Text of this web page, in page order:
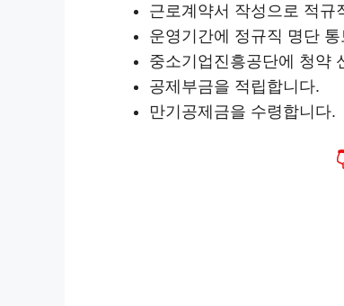
근로계약서 작성으로 적규
운영기간에 정규직 명단
중소기업진흥공단에 청약
공제부금을 적립합니다.
만기공제금을 수령합니다.